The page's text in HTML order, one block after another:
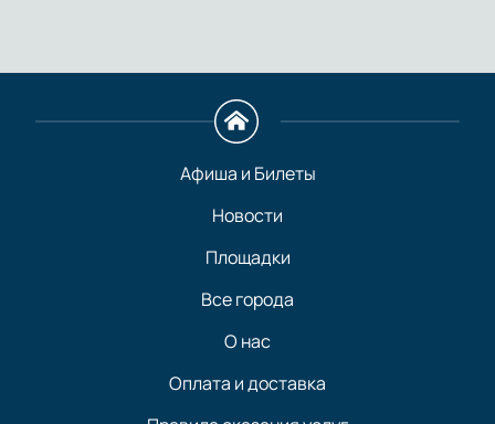
Афиша и Билеты
Новости
Площадки
Все города
О нас
Оплата и доставка